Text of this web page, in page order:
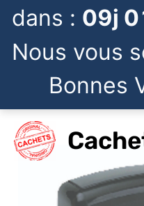
dans : 09j
Nous vous
Bonnes
contenu